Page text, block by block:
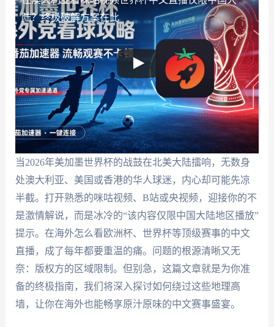
陆？终极破解方案在此
当2026年美加墨世界杯的战鼓在北美大陆擂响，无数身
处澳大利亚、美国或香港的华人球迷，内心却可能先凉
半截。打开熟悉的咪咕视频、B站或央视频，迎接你的不
是激情解说，而是冰冷的“该内容仅限中国大陆地区播放”
提示。在海外怎么看欧洲杯、世界杯等顶级赛事的中文
直播，成了每年都要重温的痛。问题的根源清晰又无
奈：版权方的区域限制。但别急，这篇文章就是为你准
备的终极指南，我们将深入探讨如何绕过这些地理高
墙，让你在海外也能畅享原汁原味的中文赛事盛宴。